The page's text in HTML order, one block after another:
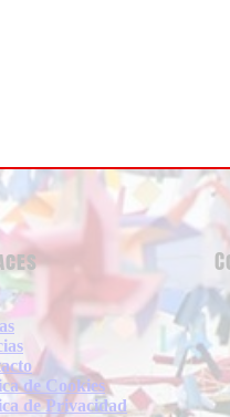
de Cookies
de Privacidad